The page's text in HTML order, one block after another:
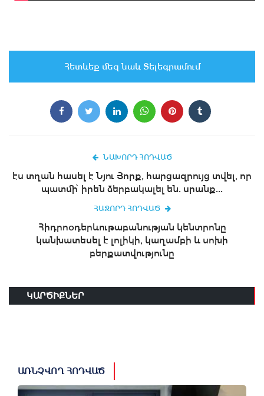
Հետևեք մեզ նաև Տելեգրամում
ՆԱԽՈՐԴ ՀՈԴՎԱԾ
էս տղան հասել է Նյու Յորք, հարցազրույց տվել, որ
պատմի՝ իրեն ձերբակալել են. սրանք...
ՀԱՋՈՐԴ ՀՈԴՎԱԾ
Հիդրոօդերևութաբանության կենտրոնը
կանխատեսել է լոլիկի, կաղամբի և սոխի
բերքատվությունը
ԿԱՐԾԻՔՆԵՐ
ԱՌՆՉՎՈՂ ՀՈԴՎԱԾ